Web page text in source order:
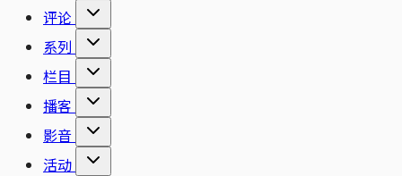
评论
系列
栏目
播客
影音
活动